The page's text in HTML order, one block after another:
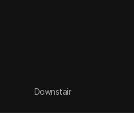
Downstair